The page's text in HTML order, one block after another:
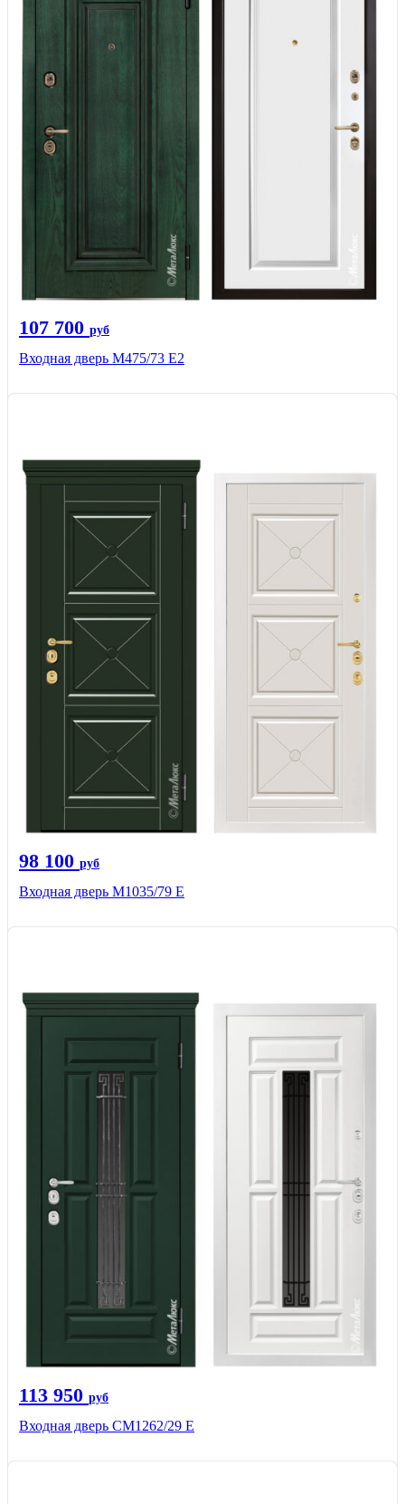
107 700 руб
Входная дверь М475/73 Е2
98 100 руб
Входная дверь М1035/79 Е
113 950 руб
Входная дверь СМ1262/29 E